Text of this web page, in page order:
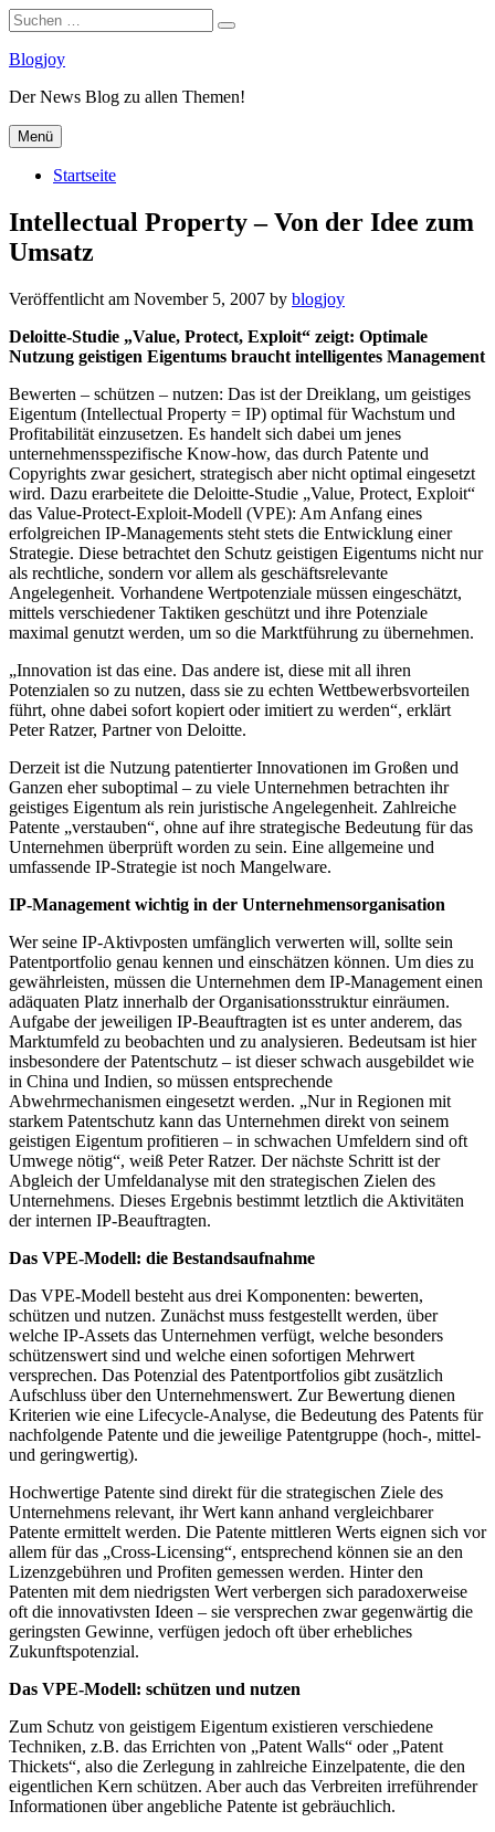
Suchen
nach:
Suchen
Zum
springen
Blogjoy
Der News Blog zu allen Themen!
Menü
Startseite
Intellectual Property – Von der Idee zum
Umsatz
Veröffentlicht am November 5, 2007 by blogjoy
Deloitte-Studie „Value, Protect, Exploit“ zeigt: Optimale
Nutzung geistigen Eigentums braucht intelligentes Management
Bewerten – schützen – nutzen: Das ist der Dreiklang, um geistiges
Eigentum (Intellectual Property = IP) optimal für Wachstum und
Profitabilität einzusetzen. Es handelt sich dabei um jenes
unternehmensspezifische Know-how, das durch Patente und
Copyrights zwar gesichert, strategisch aber nicht optimal eingesetzt
wird. Dazu erarbeitete die Deloitte-Studie „Value, Protect, Exploit“
das Value-Protect-Exploit-Modell (VPE): Am Anfang eines
erfolgreichen IP-Managements steht stets die Entwicklung einer
Strategie. Diese betrachtet den Schutz geistigen Eigentums nicht nur
als rechtliche, sondern vor allem als geschäftsrelevante
Angelegenheit. Vorhandene Wertpotenziale müssen eingeschätzt,
mittels verschiedener Taktiken geschützt und ihre Potenziale
maximal genutzt werden, um so die Marktführung zu übernehmen.
„Innovation ist das eine. Das andere ist, diese mit all ihren
Potenzialen so zu nutzen, dass sie zu echten Wettbewerbsvorteilen
führt, ohne dabei sofort kopiert oder imitiert zu werden“, erklärt
Peter Ratzer, Partner von Deloitte.
Derzeit ist die Nutzung patentierter Innovationen im Großen und
Ganzen eher suboptimal – zu viele Unternehmen betrachten ihr
geistiges Eigentum als rein juristische Angelegenheit. Zahlreiche
Patente „verstauben“, ohne auf ihre strategische Bedeutung für das
Unternehmen überprüft worden zu sein. Eine allgemeine und
umfassende IP-Strategie ist noch Mangelware.
IP-Management wichtig in der Unternehmensorganisation
Wer seine IP-Aktivposten umfänglich verwerten will, sollte sein
Patentportfolio genau kennen und einschätzen können. Um dies zu
gewährleisten, müssen die Unternehmen dem IP-Management einen
adäquaten Platz innerhalb der Organisationsstruktur einräumen.
Aufgabe der jeweiligen IP-Beauftragten ist es unter anderem, das
Marktumfeld zu beobachten und zu analysieren. Bedeutsam ist hier
insbesondere der Patentschutz – ist dieser schwach ausgebildet wie
in China und Indien, so müssen entsprechende
Abwehrmechanismen eingesetzt werden. „Nur in Regionen mit
starkem Patentschutz kann das Unternehmen direkt von seinem
geistigen Eigentum profitieren – in schwachen Umfeldern sind oft
Umwege nötig“, weiß Peter Ratzer. Der nächste Schritt ist der
Abgleich der Umfeldanalyse mit den strategischen Zielen des
Unternehmens. Dieses Ergebnis bestimmt letztlich die Aktivitäten
der internen IP-Beauftragten.
Das VPE-Modell: die Bestandsaufnahme
Das VPE-Modell besteht aus drei Komponenten: bewerten,
schützen und nutzen. Zunächst muss festgestellt werden, über
welche IP-Assets das Unternehmen verfügt, welche besonders
schützenswert sind und welche einen sofortigen Mehrwert
versprechen. Das Potenzial des Patentportfolios gibt zusätzlich
Aufschluss über den Unternehmenswert. Zur Bewertung dienen
Kriterien wie eine Lifecycle-Analyse, die Bedeutung des Patents für
nachfolgende Patente und die jeweilige Patentgruppe (hoch-, mittel-
und geringwertig).
Hochwertige Patente sind direkt für die strategischen Ziele des
Unternehmens relevant, ihr Wert kann anhand vergleichbarer
Patente ermittelt werden. Die Patente mittleren Werts eignen sich vor
allem für das „Cross-Licensing“, entsprechend können sie an den
Lizenzgebühren und Profiten gemessen werden. Hinter den
Patenten mit dem niedrigsten Wert verbergen sich paradoxerweise
oft die innovativsten Ideen – sie versprechen zwar gegenwärtig die
geringsten Gewinne, verfügen jedoch oft über erhebliches
Zukunftspotenzial.
Das VPE-Modell: schützen und nutzen
Zum Schutz von geistigem Eigentum existieren verschiedene
Techniken, z.B. das Errichten von „Patent Walls“ oder „Patent
Thickets“, also die Zerlegung in zahlreiche Einzelpatente, die den
eigentlichen Kern schützen. Aber auch das Verbreiten irreführender
Informationen über angebliche Patente ist gebräuchlich.